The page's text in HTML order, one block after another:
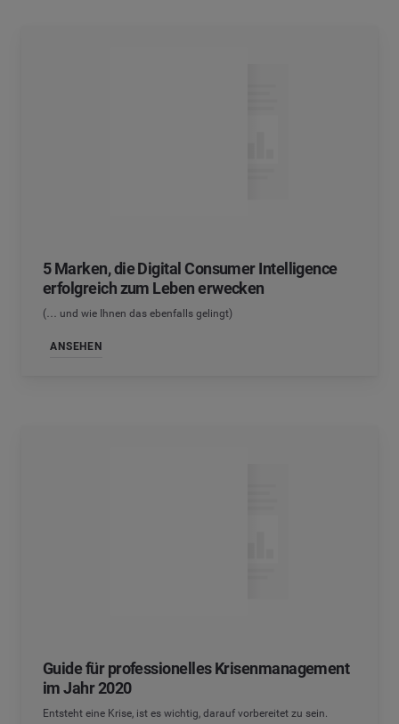
5 Marken, die Digital Consumer Intelligence
erfolgreich zum Leben erwecken
(… und wie Ihnen das ebenfalls gelingt)
ANSEHEN
Guide für professionelles Krisenmanagement
im Jahr 2020
Entsteht eine Krise, ist es wichtig, darauf vorbereitet zu sein.